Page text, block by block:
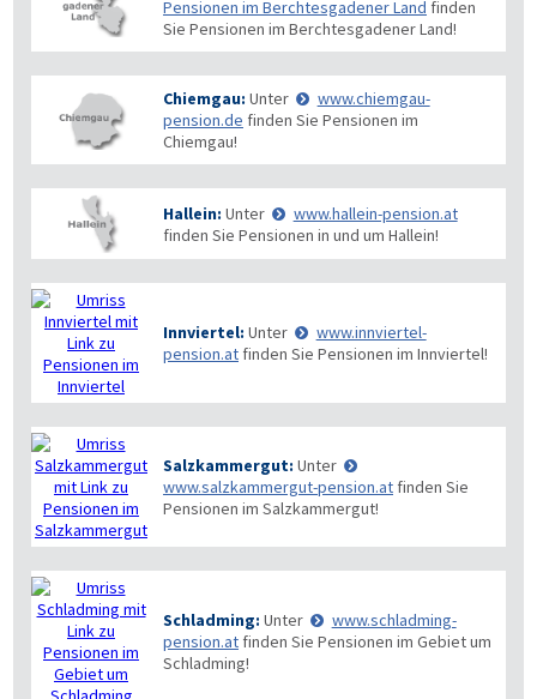
Pensionen im Berchtesgadener Land finden
Sie Pensionen im Berchtesgadener Land!
Chiemgau: Unter
www.chiemgau-
pension.de finden Sie Pensionen im
Chiemgau!
Hallein: Unter
www.hallein-pension.at
finden Sie Pensionen in und um Hallein!
Innviertel: Unter
www.innviertel-
pension.at finden Sie Pensionen im Innviertel!
Salzkammergut: Unter
www.salzkammergut-pension.at finden Sie
Pensionen im Salzkammergut!
Schladming: Unter
www.schladming-
pension.at finden Sie Pensionen im Gebiet um
Schladming!